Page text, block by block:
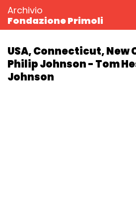
Archivio
Fondazione Primoli
USA, Connecticut, New
Philip Johnson - Tom
Johnson